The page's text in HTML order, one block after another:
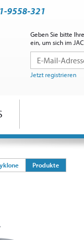
Geben Sie bitte
ein, um sich im
Jetzt registrieren
9558-321
Produkte